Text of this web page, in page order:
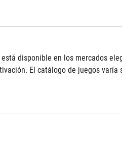
disponible en los mercados
El catálogo de juegos varía